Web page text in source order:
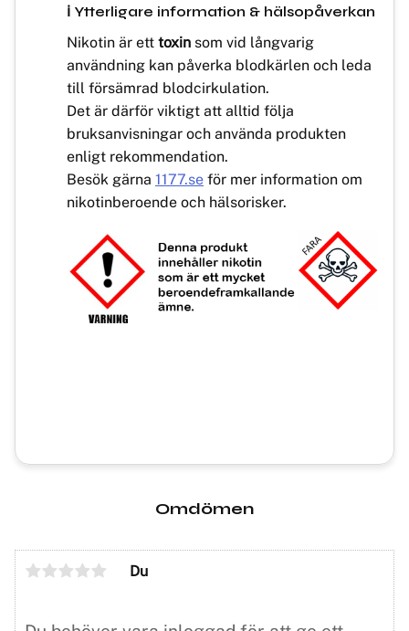
ℹ️ Ytterligare information & hälsopåverkan
Nikotin är ett toxin som vid långvarig
användning kan påverka blodkärlen och leda
till försämrad blodcirkulation.
Det är därför viktigt att alltid följa
bruksanvisningar och använda produkten
enligt rekommendation.
Besök gärna 1177.se för mer information om
nikotinberoende och hälsorisker.
Omdömen
Du